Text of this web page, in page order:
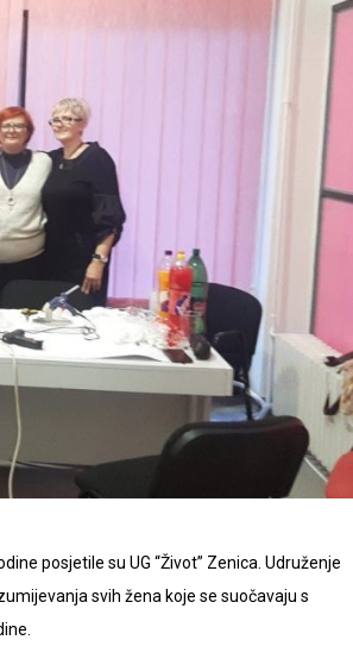
posjetile su UG “Život” Zenica. Udruženje
svih žena koje se suočavaju s